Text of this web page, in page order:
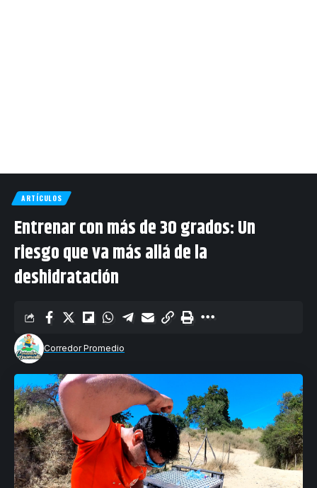
ARTÍCULOS
Entrenar con más de 30 grados: Un
riesgo que va más allá de la
deshidratación
Corredor Promedio